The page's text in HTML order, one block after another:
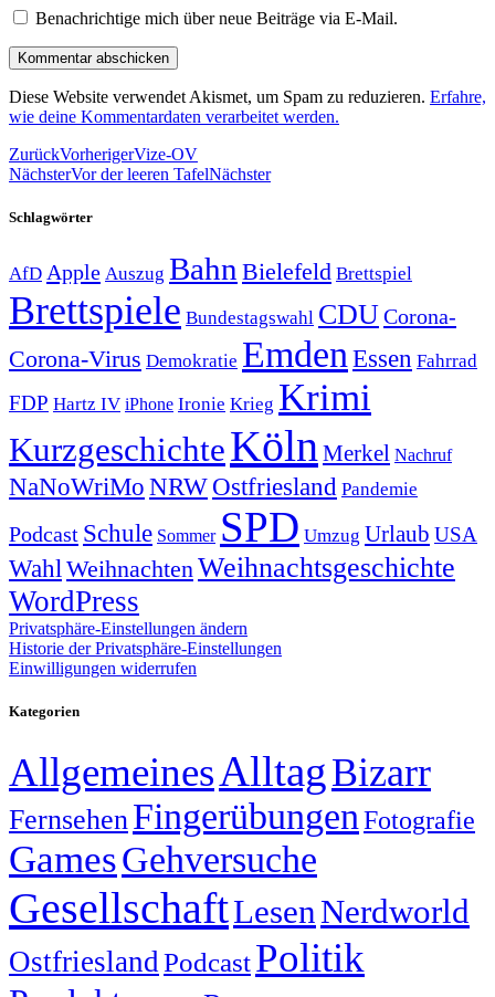
Benachrichtige mich über neue Beiträge via E-Mail.
Diese Website verwendet Akismet, um Spam zu reduzieren. Erfahre,
wie deine Kommentardaten verarbeitet werden.
ZurückVorherigerVize-OV
NächsterVor der leeren TafelNächster
Schlagwörter
AfD Apple Auszug Bahn Bielefeld Brettspiel
Brettspiele Bundestagswahl CDUCorona-
Corona-Virus Demokratie Emden Essen Fahrrad
FDP Hartz IV iPhone Ironie Krieg Krimi
KurzgeschichteKölnMerkel Nachruf
NaNoWriMo NRWOstfriesland Pandemie
Podcast Schule Sommer SPD Umzug Urlaub USA
WahlWeihnachtenWeihnachtsgeschichte
WordPress
Privatsphäre-Einstellungen ändern
Historie der Privatsphäre-Einstellungen
Einwilligungen widerrufen
Kategorien
AllgemeinesAlltagBizarr
Fernsehen Fingerübungen Fotografie
GamesGehversuche
GesellschaftLesen Nerdworld
Ostfriesland PodcastPolitik